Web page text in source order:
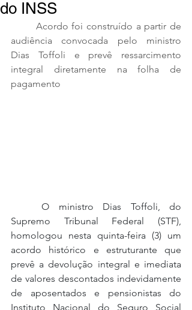
do INSS
Acordo foi construído a partir de
audiência convocada pelo ministro
Dias Toffoli e prevê ressarcimento
integral diretamente na folha de
pagamento
O ministro Dias Toffoli, do
Supremo Tribunal Federal (STF),
homologou nesta quinta-feira (3) um
acordo histórico e estruturante que
prevê a devolução integral e imediata
de valores descontados indevidamente
de aposentados e pensionistas do
Instituto Nacional do Seguro Social